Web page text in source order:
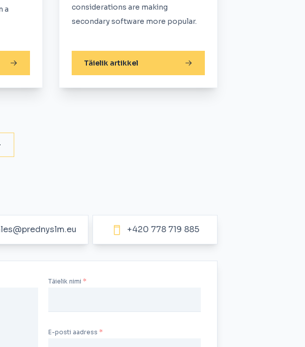
a
considerations are making
secondary software more popular.
Täielik artikkel
+420 778 719 885
Täielik nimi
E-posti aadress